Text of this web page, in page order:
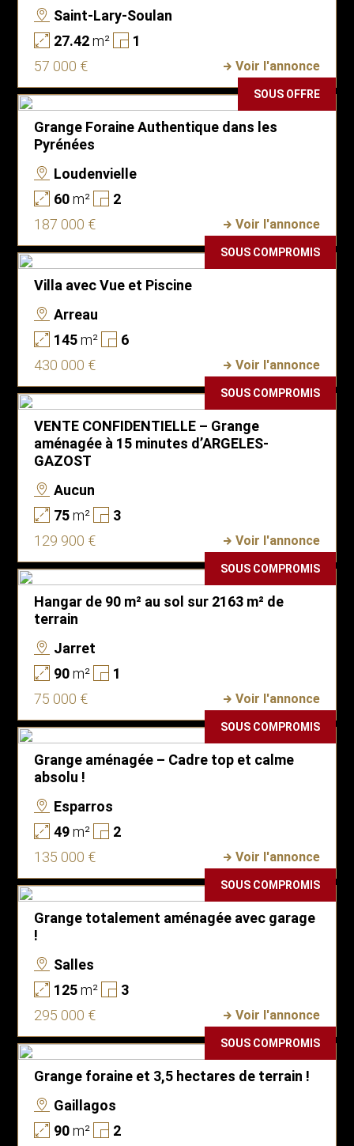
Saint-Lary-Soulan
27.42m²
1
57 000 €
Voir l'annonce
SOUS OFFRE
Grange Foraine Authentique dans les
Pyrénées
Loudenvielle
60m²
2
187 000 €
Voir l'annonce
SOUS COMPROMIS
Villa avec Vue et Piscine
Arreau
145m²
6
430 000 €
Voir l'annonce
SOUS COMPROMIS
VENTE CONFIDENTIELLE – Grange
aménagée à 15 minutes d’ARGELES-
GAZOST
Aucun
75m²
3
129 900 €
Voir l'annonce
SOUS COMPROMIS
Hangar de 90 m² au sol sur 2163 m² de
terrain
Jarret
90m²
1
75 000 €
Voir l'annonce
SOUS COMPROMIS
Grange aménagée – Cadre top et calme
absolu !
Esparros
49m²
2
135 000 €
Voir l'annonce
SOUS COMPROMIS
Grange totalement aménagée avec garage
!
Salles
125m²
3
295 000 €
Voir l'annonce
SOUS COMPROMIS
Grange foraine et 3,5 hectares de terrain !
Gaillagos
90m²
2